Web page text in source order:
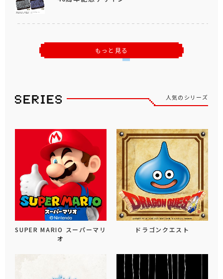
もっと見る
人気のシリーズ
SUPER MARIO スーパーマリ
オ
ドラゴンクエスト